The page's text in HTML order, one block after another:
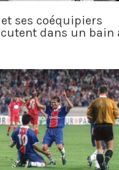
ses coéquipiers
dans un bain